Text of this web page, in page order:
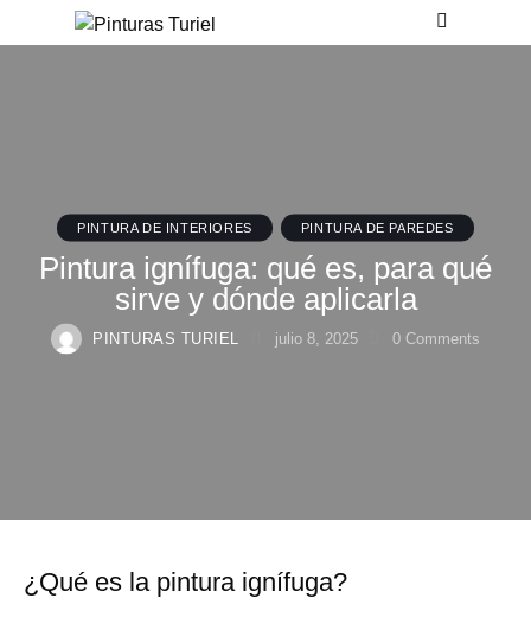
PINTURA DE INTERIORES PINTURA DE PAREDES
Pintura ignífuga: qué es, para qué
sirve y dónde aplicarla
PINTURAS TURIEL julio 8, 2025 0 Comments
¿Qué es la pintura ignífuga?